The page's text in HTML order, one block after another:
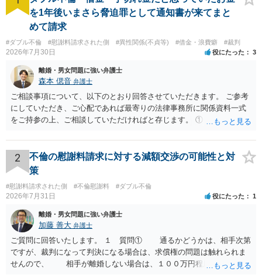
を1年後いまさら脅迫罪として通知書が来てまと
めて請求
#ダブル不倫 #慰謝料請求された側 #異性関係(不貞等) #借金・浪費癖 #裁判
2026年7月30日 役にたった 3
離婚・男女問題に強い弁護士
森本 偲音 弁護士
ご相談事項について、以下のとおり回答させていただきます。 ご参考
にしていただき、ご心配であれば最寄りの法律事務所に関係資料一式
をご持参の上、ご相談していただければと存じます。 ① このLINEの
される可能性はあるのか ⇒LINEを含む１００万円の貸付に至るまでの
やり取り等の経緯、誓約書の内容等を踏まえて、関係を清算するため
の 金銭であったと評価される可能性はあると考えます。 ② 「今後一
切関与しないなら100万円振り込む」というLINEや誓約書は、裁判上
どの程度証拠価値があるのか ⇒前後のやり取りや誓約書の具体的内容
を見ない限り、具体的な判断はできませんが、一定の証拠価値はある
と考えます。 ③ 借用書があっても、後から100万円を貸付扱いに変更
することは認められるのか。 ⇒おそらく１００万円は不当利得（受け
取る正当な権利がないのに利益を取得した）として返還請求されてい
るものかと推察しますので、 貸金返還ではないかと存じます。 ④ 私
は現在、収入も不安定で貯金もなくリボ払い借金が既に約100万あり。
今年に再婚したが主人はお金に厳しい為、一括で220万円を支払う事は
2
不倫の慰謝料請求に対する減額交渉の可能性と対
策
#慰謝料請求された側 #不倫慰謝料 #ダブル不倫
2026年7月31日 役にたった 1
離婚・男女問題に強い弁護士
加藤 善大 弁護士
ご質問に回答いたします。 １ 質問① 通るかどうかは、相手次第
ですが、裁判になって判決になる場合は、求償権の問題は触れられま
せんので、 相手が離婚しない場合は、１００万円程度となる可能